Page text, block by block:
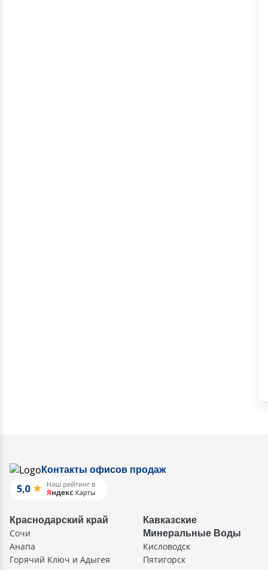
Контакты офисов продаж
Краснодарский край
Сочи
Анапа
Горячий Ключ и Адыгея
Кавказские
Минеральные Воды
Кисловодск
Пятигорск